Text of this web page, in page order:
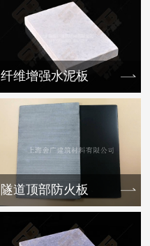
纤维增强水泥板
隧道顶部防火板